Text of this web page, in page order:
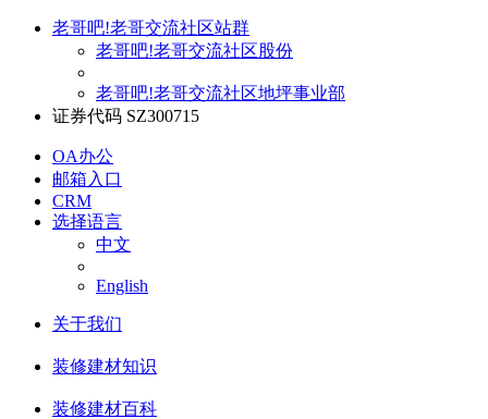
老哥吧!老哥交流社区站群
老哥吧!老哥交流社区股份
老哥吧!老哥交流社区地坪事业部
证券代码 SZ300715
OA办公
邮箱入口
CRM
选择语言
中文
English
关于我们
装修建材知识
装修建材百科